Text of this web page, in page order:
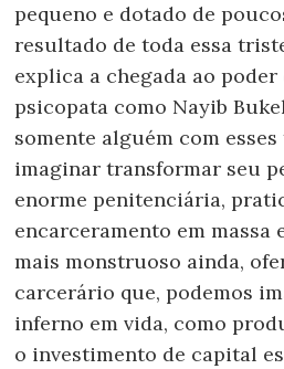
pequeno e dotado de
resultado de toda essa
explica a chegada ao
psicopata como Nayib
somente alguém com
imaginar transformar seu
enorme penitenciária,
encarceramento em massa
mais monstruoso ainda,
carcerário que, podemos
inferno em vida, como
o investimento de capital